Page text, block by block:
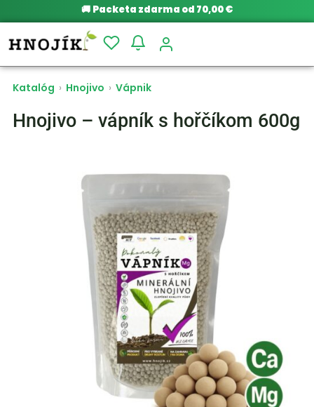
🚚 Packeta zdarma od 70,00 €
Katalóg › Hnojivo › Vápnik
Hnojivo – vápník s hořčíkom 600g